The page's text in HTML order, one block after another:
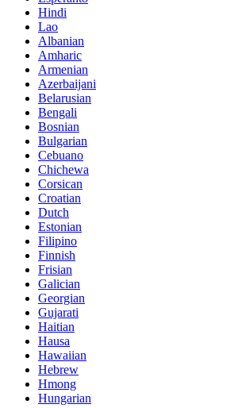
Hindi
Lao
Albanian
Amharic
Armenian
Azerbaijani
Belarusian
Bengali
Bosnian
Bulgarian
Cebuano
Chichewa
Corsican
Croatian
Dutch
Estonian
Filipino
Finnish
Frisian
Galician
Georgian
Gujarati
Haitian
Hausa
Hawaiian
Hebrew
Hmong
Hungarian